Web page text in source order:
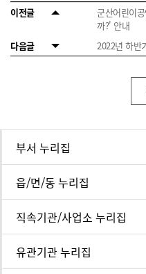
이전글
군산어린이
까?' 안내
다음글
2022년 하반
부서 누리집
읍/면/동 누리집
직속기관/사업소 누리집
유관기관 누리집